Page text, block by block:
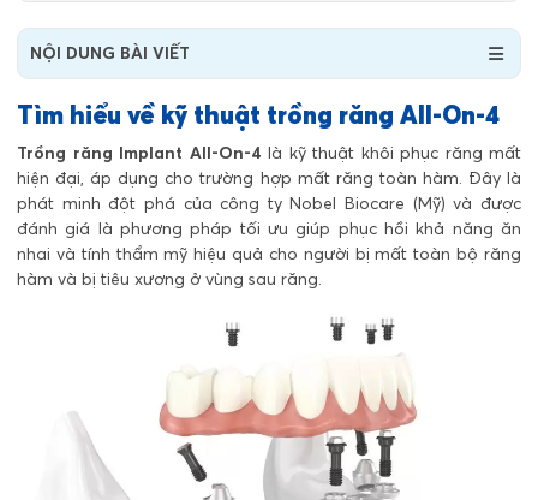
NỘI DUNG BÀI VIẾT
Tìm hiểu về kỹ thuật trồng răng All-On-4
Trồng răng Implant All-On-4 là kỹ thuật khôi phục răng mất
hiện đại, áp dụng cho trường hợp mất răng toàn hàm. Đây là
phát minh đột phá của công ty Nobel Biocare (Mỹ) và được
đánh giá là phương pháp tối ưu giúp phục hồi khả năng ăn
nhai và tính thẩm mỹ hiệu quả cho người bị mất toàn bộ răng
hàm và bị tiêu xương ở vùng sau răng.